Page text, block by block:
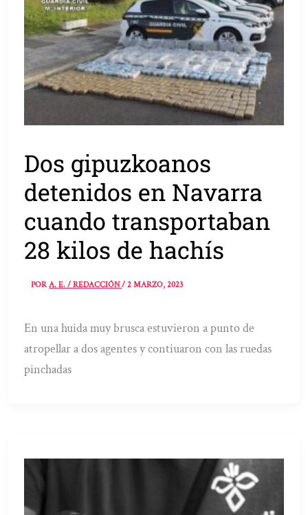
Dos gipuzkoanos
detenidos en Navarra
cuando transportaban
28 kilos de hachís
PORA. E. / REDACCIÓN/2 MARZO, 2023
En una huida muy brusca estuvieron a punto de
atropellar a dos agentes y contiuaron con las ruedas
pinchadas